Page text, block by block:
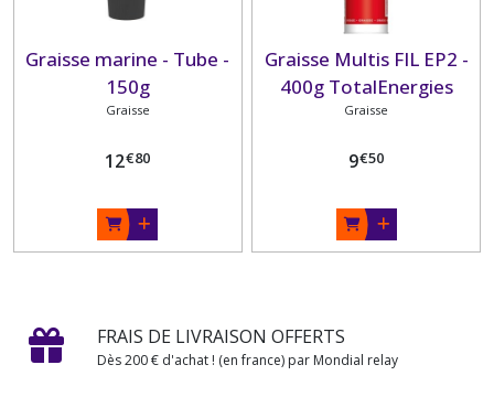
Graisse marine - Tube -
150g
Graisse
12€80
Graisse Multis FIL EP2 -
400g TotalEnergies
Graisse
9€50
FRAIS DE LIVRAISON OFFERTS
Dès 200 € d'achat ! (en france) par Mondial relay